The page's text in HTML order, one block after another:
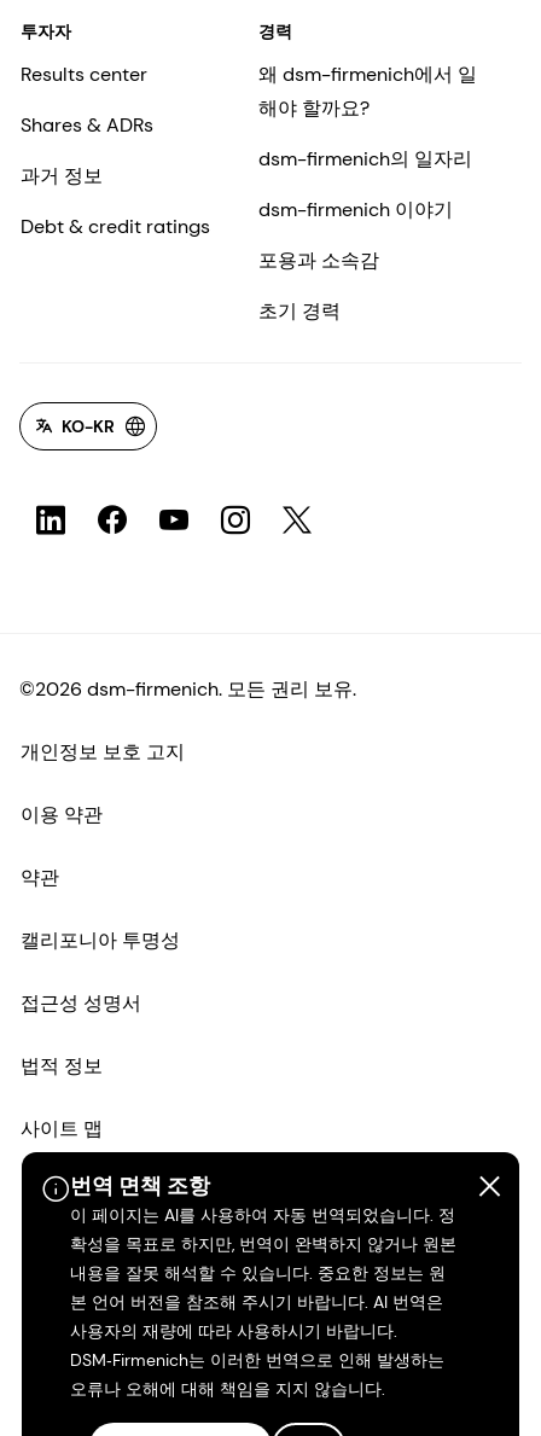
번역 면책 조항
이 페이지는 AI를 사용하여 자동 번역되었습니다. 정
확성을 목표로 하지만, 번역이 완벽하지 않거나 원본
내용을 잘못 해석할 수 있습니다. 중요한 정보는 원
본 언어 버전을 참조해 주시기 바랍니다. AI 번역은
사용자의 재량에 따라 사용하시기 바랍니다.
DSM‑Firmenich는 이러한 번역으로 인해 발생하는
오류나 오해에 대해 책임을 지지 않습니다.
투자자
Results center
Shares & ADRs
과거 정보
Debt & credit ratings
경력
왜 dsm-firmenich에서 일
해야 할까요?
dsm-firmenich의 일자리
dsm-firmenich 이야기
포용과 소속감
초기 경력
KO-KR
©2026 dsm-firmenich. 모든 권리 보유.
개인정보 보호 고지
이용 약관
약관
캘리포니아 투명성
접근성 성명서
법적 정보
사이트 맵